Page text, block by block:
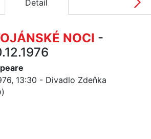
Detail
NOCI -
13:30 - Divadlo Zdeňka